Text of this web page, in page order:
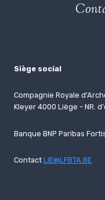
Siège social
Compagnie Royale
Kleyer 4000 Liège - NR.
Banque BNP Paribas
Contact LIE@LFBTA.BE